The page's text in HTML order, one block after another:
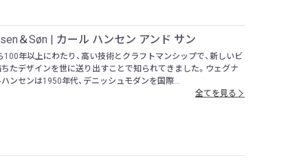
＆Søn | カール ハンセン アンド サン
100年以上にわたり、高い技術とクラフトマンシップで、新しいビ
たデザインを世に送り出すことで知られてきました。ウェグナ
ンセンは1950年代、デニッシュモダンを国際...
全てを見る